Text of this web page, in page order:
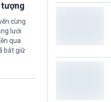
cùng
lưới
qua
bắt giữ